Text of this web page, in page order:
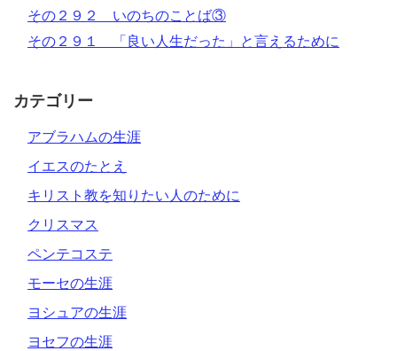
その２９２ いのちのことば③
その２９１ 「良い人生だった」と言えるために
カテゴリー
アブラハムの生涯
イエスのたとえ
キリスト教を知りたい人のために
クリスマス
ペンテコステ
モーセの生涯
ヨシュアの生涯
ヨセフの生涯